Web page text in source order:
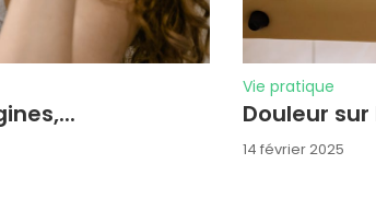
Vie pratique
Douleur
14 février 2025